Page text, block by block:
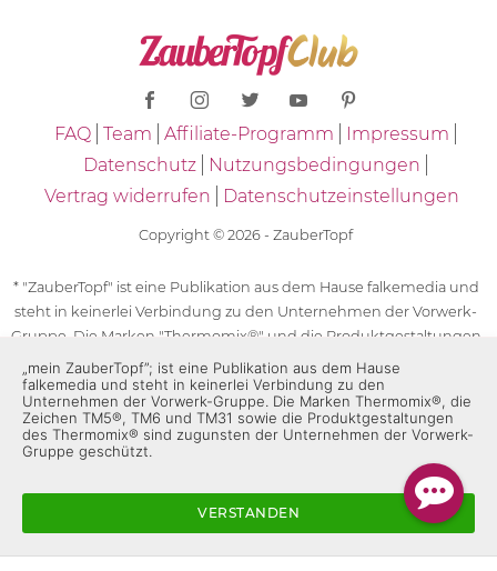
FAQ Team Affiliate-Programm
Impressum
Datenschutz
Nutzungsbedingungen
Vertrag widerrufen
Datenschutzeinstellungen
Copyright © 2026 - ZauberTopf
* "ZauberTopf" ist eine Publikation aus dem Hause falkemedia und
steht in keinerlei Verbindung zu den Unternehmen der Vorwerk-
Gruppe. Die Marken "Thermomix®" und die Produktgestaltungen
des "Thermomix®" sind eingetragene Marken der Unternehmen
der Vorwerk-Gruppe. Die Marken Thermomix®, die Zeichen TM5®,
TM6 und TM31 sowie die Produktgestaltungen des Thermomix®
sind zugunsten der Unternehmen der Vorwerk-Gruppe
geschützt. Für die Rezeptangaben in "ZauberTopf" ist
„mein ZauberTopf”; ist eine Publikation aus dem Hause
falkemedia und steht in keinerlei Verbindung zu den
Unternehmen der Vorwerk-Gruppe. Die Marken Thermomix®, die
Zeichen TM5®, TM6 und TM31 sowie die Produktgestaltungen
des Thermomix® sind zugunsten der Unternehmen der Vorwerk-
Gruppe geschützt.
VERSTANDEN